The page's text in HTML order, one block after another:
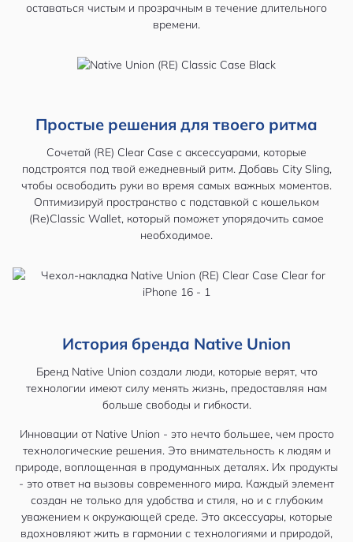
оставаться чистым и прозрачным в течение длительного
времени.
Простые решения для твоего ритма
Сочетай (RE) Clear Case с аксессуарами, которые
подстроятся под твой ежедневный ритм. Добавь City Sling,
чтобы освободить руки во время самых важных моментов.
Оптимизируй пространство с подставкой с кошельком
(Re)Classic Wallet, который поможет упорядочить самое
необходимое.
История бренда Native Union
Бренд Native Union создали люди, которые верят, что
технологии имеют силу менять жизнь, предоставляя нам
больше свободы и гибкости.
Инновации от Native Union - это нечто большее, чем просто
технологические решения. Это внимательность к людям и
природе, воплощенная в продуманных деталях. Их продукты
- это ответ на вызовы современного мира. Каждый элемент
создан не только для удобства и стиля, но и с глубоким
уважением к окружающей среде. Это аксессуары, которые
вдохновляют жить в гармонии с технологиями и природой,